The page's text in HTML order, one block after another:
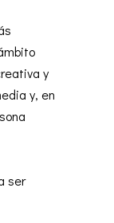
y
y, en
ser